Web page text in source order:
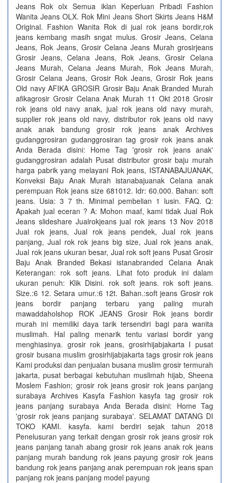
Jeans Rok olx Semua iklan Keperluan Pribadi Fashion
Wanita Jeans OLX. Rok Mini Jeans Short Skirts Jeans H&M
Original. Fashion Wanita Rok di jual rok jeans bordir,rok
jeans kembang masih sngat mulus. Grosir Jeans, Celana
Jeans, Rok Jeans, Grosir Celana Jeans Murah grosirjeans
Grosir Jeans, Celana Jeans, Rok Jeans, Grosir Celana
Jeans Murah, Celana Jeans Murah, Rok Jeans Murah,
Grosir Celana Jeans, Grosir Rok Jeans, Grosir Rok jeans
Old navy AFIKA GROSIR Grosir Baju Anak Branded Murah
afikagrosir Grosir Celana Anak Murah 11 Okt 2018 Grosir
rok jeans old navy anak, jual rok jeans old navy murah,
supplier rok jeans old navy, distributor rok jeans old navy
anak anak bandung grosir rok jeans anak Archives
gudanggrosiran gudanggrosiran tag grosir rok jeans anak
Anda Berada disini: Home Tag 'grosir rok jeans anak'
gudanggrosiran adalah Pusat distributor grosir baju murah
harga pabrik yang melayani Rok jeans, ISTANABAJUANAK,
Konveksi Baju Anak Murah istanabajuanak Celana anak
perempuan Rok jeans size 681012. Idr: 60.000. Bahan: soft
jeans. Usia: 3 7 th. Minimal pembelian 1 lusin. FAQ. Q:
Apakah jual eceran ? A: Mohon maaf, kami tidak Jual Rok
Jeans slideshare Jualrokjeans jual rok jeans 13 Nov 2018
Jual rok jeans, Jual rok jeans pendek, Jual rok jeans
panjang, Jual rok rok jeans big size, Jual rok jeans anak,
Jual rok jeans ukuran besar, Jual rok soft jeans Pusat Grosir
Baju Anak Branded Bekasi istanabranded Celana Anak
Keterangan: rok soft jeans. Lihat foto produk ini dalam
ukuran penuh: Klik Disini. rok soft jeans. rok soft jeans.
Size.:6 12. Setara umur.:6 12t. Bahan.:soft jeans Grosir rok
jeans bordir panjang terbaru yang paling murah
mawaddaholshop ROK JEANS Grosir Rok jeans bordir
murah ini memiliki daya tarik tersendiri bagi para wanita
muslimah. Hal paling menarik tentu variasi bordir yang
menghiasinya. grosir rok jeans, grosirhijabjakarta I pusat
grosir busana muslim grosirhijabjakarta tags grosir rok jeans
Kami produksi dan penjualan busana muslim grosir termurah
jakarta, pusat berbagai kebutuhan muslimah hijab, Sheena
Moslem Fashion; grosir rok jeans grosir rok jeans panjang
surabaya Archives Kasyfa Fashion kasyfa tag grosir rok
jeans panjang surabaya Anda Berada disini: Home Tag
'grosir rok jeans panjang surabaya'. SELAMAT DATANG DI
TOKO KAMI. kasyfa. kami berdiri sejak tahun 2018
Penelusuran yang terkait dengan grosir rok jeans grosir rok
jeans panjang tanah abang grosir rok jeans anak rok jeans
panjang murah bandung rok jeans payung grosir rok jeans
bandung rok jeans panjang anak perempuan rok jeans span
panjang rok jeans panjang model payung